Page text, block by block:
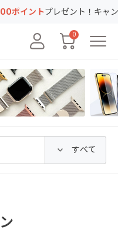
トプレゼント！キャンペーン
0